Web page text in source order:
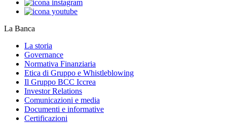
La Banca
La storia
Governance
Normativa Finanziaria
Etica di Gruppo e Whistleblowing
Il Gruppo BCC Iccrea
Investor Relations
Comunicazioni e media
Documenti e informative
Certificazioni